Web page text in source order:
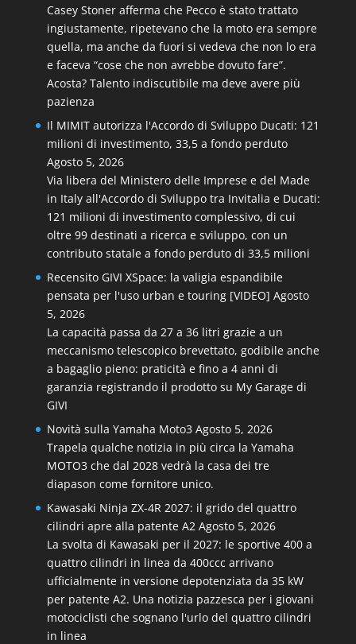
Casey Stoner afferma che Pecco è stato trattato
ingiustamente, ripetevano che la moto era sempre
quella, ma anche da fuori si vedeva che non lo era
e faceva “cose che non avrebbe dovuto fare”.
Acosta? Talento indiscutibile ma deve avere più
pazienza
Il MIMIT autorizza l'Accordo di Sviluppo Ducati: 121
milioni di investimento, 33,5 a fondo perduto
Agosto 5, 2026
Via libera del Ministero delle Imprese e del Made
in Italy all'Accordo di Sviluppo tra Invitalia e Ducati:
121 milioni di investimento complessivo, di cui
oltre 99 destinati a ricerca e sviluppo, con un
contributo statale a fondo perduto di 33,5 milioni
Recensito GIVI XSpace: la valigia espandibile
pensata per l'uso urban e touring [VIDEO] Agosto
5, 2026
La capacità passa da 27 a 36 litri grazie a un
meccanismo telescopico brevettato, godibile anche
a bagaglio pieno: praticità e fino a 4 anni di
garanzia registrando il prodotto su My Garage di
GIVI
Novità sulla Yamaha Moto3 Agosto 5, 2026
Trapela qualche notizia in più circa la Yamaha
MOTO3 che dal 2028 vedrà la casa dei tre
diapason come fornitore unico.
Kawasaki Ninja ZX-4R 2027: il grido del quattro
cilindri apre alla patente A2 Agosto 5, 2026
La svolta di Kawasaki per il 2027: le sportive 400 a
quattro cilindri in linea da 400ccc arrivano
ufficialmente in versione depotenziata da 35 kW
per patente A2. Una notizia pazzesca per i giovani
motociclisti che sognano l'urlo del quattro cilindri
in linea